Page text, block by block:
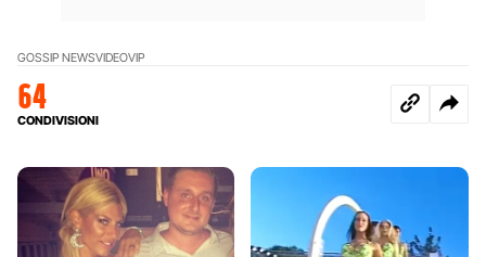
GOSSIP NEWSVIDEOVIP
64
CONDIVISIONI